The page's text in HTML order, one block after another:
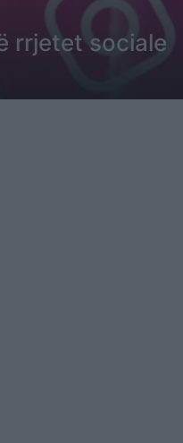
rrjetet sociale